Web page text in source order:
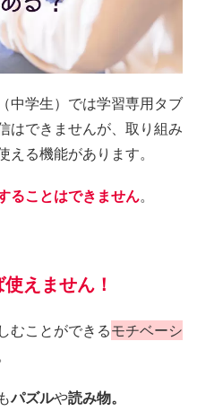
中学生）では学習専用タブ
はできませんが、取り組み
る機能があります。
ることはできません。
えません！
むことができるモチベーシ
パズルや読み物。